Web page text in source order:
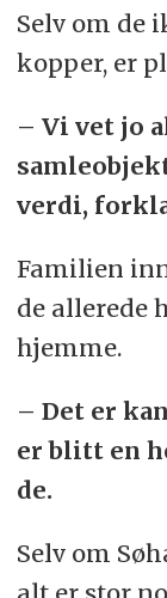
Selv om de
kopper, er
– Vi vet jo
verdi,
Familien
de allerede
hjemme.
– Det er
er blitt en
de.
Selv om